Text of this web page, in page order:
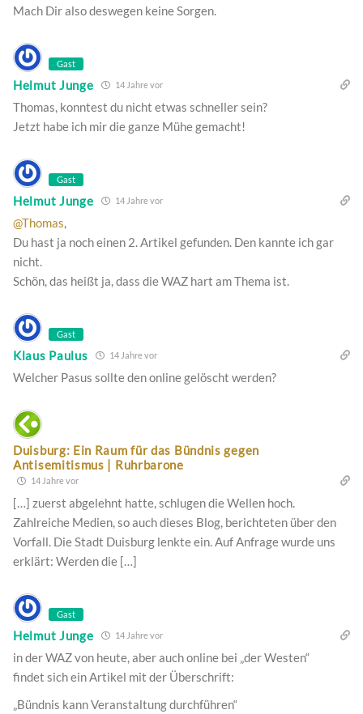
Mach Dir also deswegen keine Sorgen.
Gast
Helmut Junge 14 Jahre vor
Thomas, konntest du nicht etwas schneller sein?
Jetzt habe ich mir die ganze Mühe gemacht!
Gast
Helmut Junge 14 Jahre vor
@Thomas,
Du hast ja noch einen 2. Artikel gefunden. Den kannte ich gar
nicht.
Schön, das heißt ja, dass die WAZ hart am Thema ist.
Gast
Klaus Paulus 14 Jahre vor
Welcher Pasus sollte den online gelöscht werden?
Duisburg: Ein Raum für das Bündnis gegen
Antisemitismus | Ruhrbarone
14 Jahre vor
[…] zuerst abgelehnt hatte, schlugen die Wellen hoch.
Zahlreiche Medien, so auch dieses Blog, berichteten über den
Vorfall. Die Stadt Duisburg lenkte ein. Auf Anfrage wurde uns
erklärt: Werden die […]
Gast
Helmut Junge 14 Jahre vor
in der WAZ von heute, aber auch online bei „der Westen“
findet sich ein Artikel mit der Überschrift:
„Bündnis kann Veranstaltung durchführen“